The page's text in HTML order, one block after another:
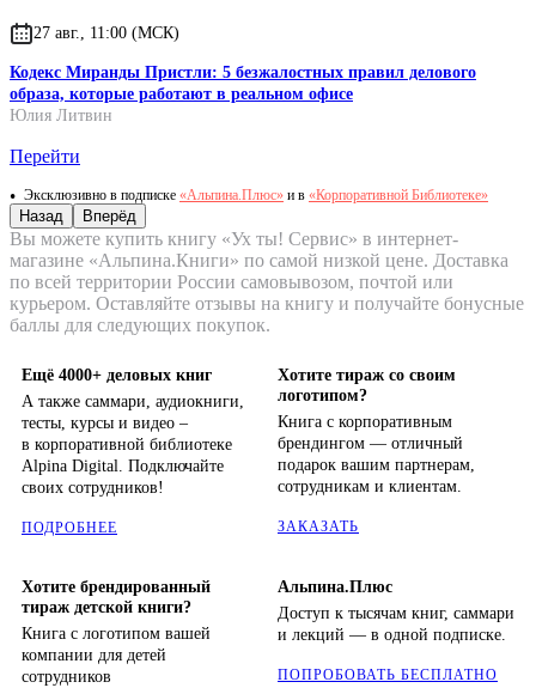
27 авг., 11:00 (МСК)
Кодекс Миранды Пристли: 5 безжалостных правил делового
образа, которые работают в реальном офисе
Юлия Литвин
Перейти
Эксклюзивно в подписке «Альпина.Плюс» и в «Корпоративной Библиотеке»
Назад Вперёд
Вы можете купить книгу «Ух ты! Сервис» в интернет-
магазине «Альпина.Книги» по самой низкой цене. Доставка
по всей территории России самовывозом, почтой или
курьером. Оставляйте отзывы на книгу и получайте бонусные
баллы для следующих покупок.
Ещё 4000+ деловых книг
А также саммари, аудиокниги,
тесты, курсы и видео –
в корпоративной библиотеке
Alpina Digital. Подключайте
своих сотрудников!
ПОДРОБНЕЕ
Хотите тираж со своим
логотипом?
Книга с корпоративным
брендингом — отличный
подарок вашим партнерам,
сотрудникам и клиентам.
ЗАКАЗАТЬ
Хотите брендированный
тираж детской книги?
Книга с логотипом вашей
компании для детей
сотрудников
Альпина.Плюс
Доступ к тысячам книг, саммари
и лекций — в одной подписке.
ПОПРОБОВАТЬ БЕСПЛАТНО